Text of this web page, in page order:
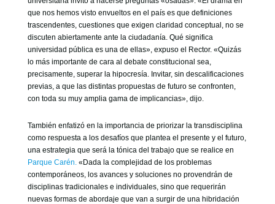
que nos hemos visto envueltos en el país es que definiciones
trascendentes, cuestiones que exigen claridad conceptual, no se
discuten abiertamente ante la ciudadanía. Qué significa
universidad pública es una de ellas», expuso el Rector. «Quizás
lo más importante de cara al debate constitucional sea,
precisamente, superar la hipocresía. Invitar, sin descalificaciones
previas, a que las distintas propuestas de futuro se confronten,
con toda su muy amplia gama de implicancias», dijo.
También enfatizó en la importancia de priorizar la transdisciplina
como respuesta a los desafíos que plantea el presente y el futuro,
una estrategia que será la tónica del trabajo que se realice en
Parque Carén. «Dada la complejidad de los problemas
contemporáneos, los avances y soluciones no provendrán de
disciplinas tradicionales e individuales, sino que requerirán
nuevas formas de abordaje que van a surgir de una hibridación